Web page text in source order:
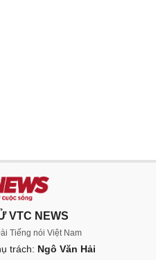
VTC NEWS
Tiếng nói Việt Nam
trách: Ngô Văn Hải